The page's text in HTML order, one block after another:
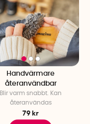
Handvärmare
återanvändbar
Blir varm snabbt. Kan
återanvändas
79 kr